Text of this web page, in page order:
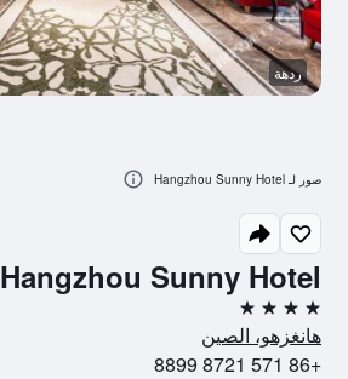
Hangzhou Sunny Hotel
4 نجوم
هانغزهو، الصين
+86 571 8721 8899
ردهة
صور لـ Hangzhou Sunny Hotel